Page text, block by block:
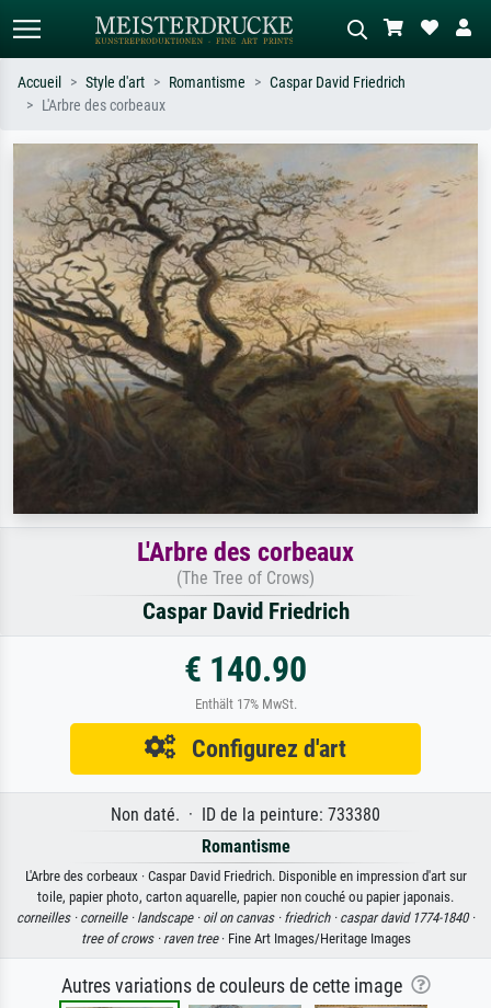
Recherchez par artiste, titre ou style –
ex. Monet, Nuit étoilée,
impressionnisme, vague de Hokusai,
nu.
Décrivez la scène – ex. prairie verte,
abstrait avec beaucoup de rouge,
tableau sombre, nu debout près d'un
arbre.
Accueil Style d'art Romantisme
Caspar David Friedrich
L'Arbre des corbeaux
L'Arbre des corbeaux
(The Tree of Crows)
Caspar David Friedrich
€ 140.90
Enthält 17% MwSt.
Configurez d'art
Non daté. · ID de la peinture: 733380
Romantisme
L'Arbre des corbeaux · Caspar David Friedrich. Disponible en impression d'art sur
toile, papier photo, carton aquarelle, papier non couché ou papier japonais.
corneilles · corneille · landscape · oil on canvas · friedrich · caspar david 1774-1840 ·
tree of crows · raven tree· Fine Art Images/Heritage Images
Autres variations de couleurs de cette image